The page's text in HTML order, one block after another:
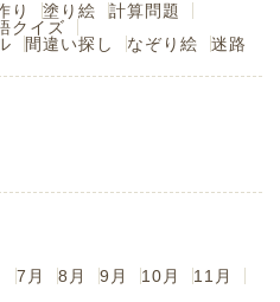
り 塗り絵
計算問題
クイズ
間違い探し なぞり絵 迷路
7月 8月 9月 10月
11月